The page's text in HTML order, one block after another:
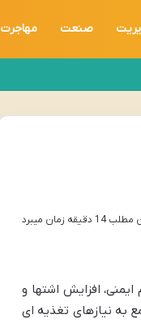
صنعت مهاجرت
زمان میبرد
افزایش اشتها و
به نیازهای تغذیه ای